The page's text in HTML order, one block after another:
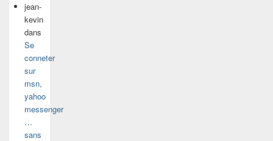
jean-
kevin
dans
Se
conneter
sur
msn,
yahoo
messenger
…
sans